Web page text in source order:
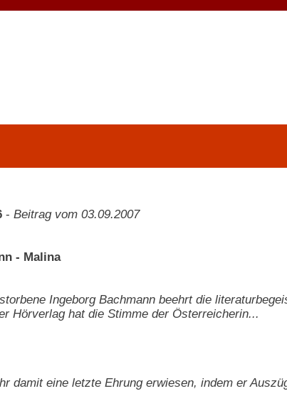
- Beitrag vom 03.09.2007
- Malina
Ingeborg Bachmann beehrt die
Hörverlag hat die Stimme der Österreicherin...
damit eine letzte Ehrung erwiesen, indem er